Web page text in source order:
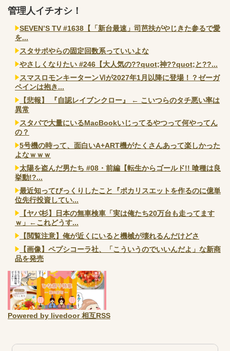
管理人イチオシ！
SEVEN’S TV #1638【「新台最速」司芭扶がやじきた参るで愛
を...
スタサポやらの固定回数系っていいよな
やさしくなりたい #246【大人気の??quot;神??quot;と??...
スマスロモンキーターンⅥが2027年1月以降に登場！？ゼーガ
ペインは抱き...
【悲報】 『自認レイブンクロー』 ← こいつらのタチ悪い率は
異常
スタバで大量にいるMacBookいじってるやつって何やってん
の？
5号機の時って、面白いA+ART機がたくさんあって楽しかった
よなｗｗｗ
太陽を盗んだ男たち #08・前編【転生からゴールド!! 喰種は良
挙動!?...
最近知ってびっくりしたこと『ポカリスエットを作るのに億単
位先行投資してい...
【ヤバ杉】日本の無車検車「実は俺たち20万台も走ってます
ｗ」←これどうす...
【閲覧注意】俺が近くにいると機械が壊れるんだけどさ
【画像】ペプシコーラ社、「こういうのでいいんだよ」な新商
品を発売
Powered by livedoor 相互RSS